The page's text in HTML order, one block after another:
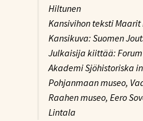
Hiltunen
Kansivihon teksti
Kansikuva: Suomen
Julkaisija kiittää:
Akademi Sjöhistoriska
Pohjanmaan museo,
Raahen museo, Eero
Lintala